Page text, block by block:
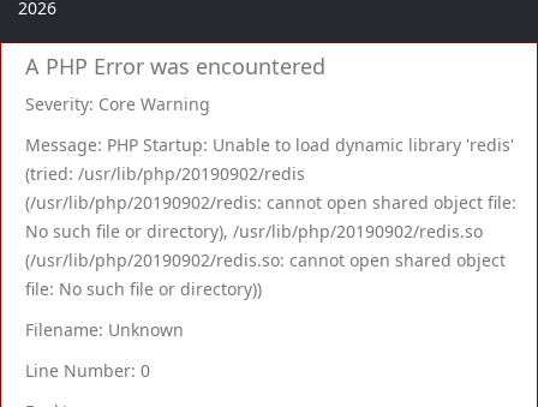
2026
A PHP Error was encountered
Severity: Core Warning
Message: PHP Startup: Unable to load dynamic library 'redis'
(tried: /usr/lib/php/20190902/redis
(/usr/lib/php/20190902/redis: cannot open shared object file:
No such file or directory), /usr/lib/php/20190902/redis.so
(/usr/lib/php/20190902/redis.so: cannot open shared object
file: No such file or directory))
Filename: Unknown
Line Number: 0